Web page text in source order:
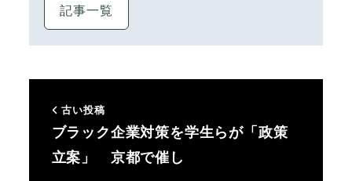
記事一覧
古い投稿
ブラック企業対策を学生らが「政策
立案」 京都で催し